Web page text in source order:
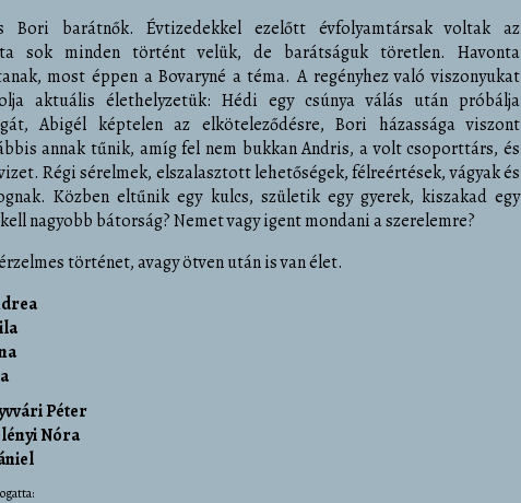
Bori barátnők. Évtizedekkel ezelőtt évfolyamtársak voltak az
sok minden történt velük, de barátságuk töretlen. Havonta
most éppen a Bovaryné a téma. A regényhez való viszonyukat
aktuális élethelyzetük: Hédi egy csúnya válás után próbálja
Abigél képtelen az elköteleződésre, Bori házassága viszont
annak tűnik, amíg fel nem bukkan Andris, a volt csoporttárs, és
Régi sérelmek, elszalasztott lehetőségek, félreértések, vágyak és
Közben eltűnik egy kulcs, születik egy gyerek, kiszakad egy
nagyobb bátorság? Nemet vagy igent mondani a szerelemre?
történet, avagy ötven után is van élet.
Péter
Nóra